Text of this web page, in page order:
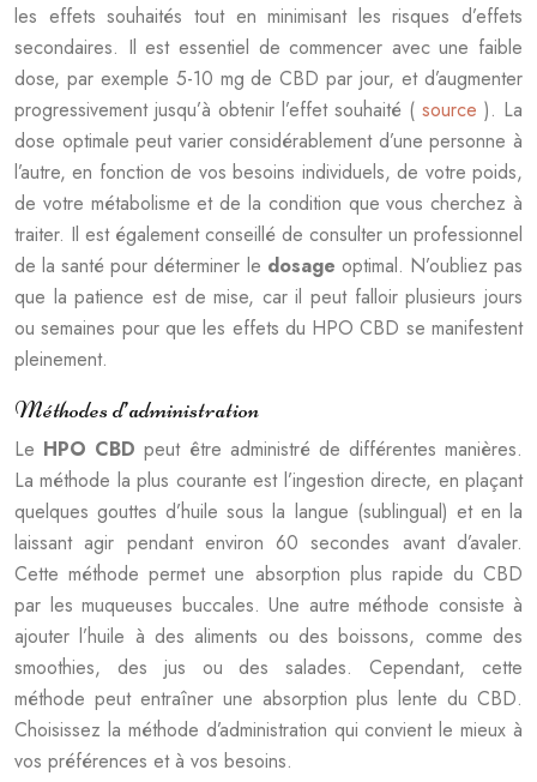
les effets souhaités tout en minimisant les risques d’effets
secondaires. Il est essentiel de commencer avec une faible
dose, par exemple 5-10 mg de CBD par jour, et d’augmenter
progressivement jusqu’à obtenir l’effet souhaité ( source ). La
dose optimale peut varier considérablement d’une personne à
l’autre, en fonction de vos besoins individuels, de votre poids,
de votre métabolisme et de la condition que vous cherchez à
traiter. Il est également conseillé de consulter un professionnel
de la santé pour déterminer le dosage optimal. N’oubliez pas
que la patience est de mise, car il peut falloir plusieurs jours
ou semaines pour que les effets du HPO CBD se manifestent
pleinement.
Méthodes d’administration
Le HPO CBDpeut être administré de différentes manières.
La méthode la plus courante est l’ingestion directe, en plaçant
quelques gouttes d’huile sous la langue (sublingual) et en la
laissant agir pendant environ 60 secondes avant d’avaler.
Cette méthode permet une absorption plus rapide du CBD
par les muqueuses buccales. Une autre méthode consiste à
ajouter l’huile à des aliments ou des boissons, comme des
smoothies, des jus ou des salades. Cependant, cette
méthode peut entraîner une absorption plus lente du CBD.
Choisissez la méthode d’administration qui convient le mieux à
vos préférences et à vos besoins.